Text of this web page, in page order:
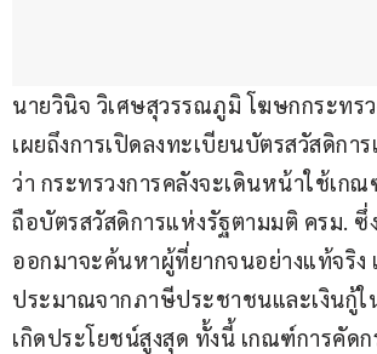
นายวินิจ วิเศษสุวรรณภูมิ โฆษกกระทรว
เผยถึงการเปิดลงทะเบียนบัตรสวัสดิกา
ว่า กระทรวงการคลังจะเดินหน้าใช้เก
ถือบัตรสวัสดิการแห่งรัฐตามมติ ครม.
ออกมาจะค้นหาผู้ที่ยากจนอย่างแท้จริง
ประมาณจากภาษีประชาชนและเงินกู้ใ
เกิดประโยชน์สูงสุด ทั้งนี้ เกณฑ์การคัด